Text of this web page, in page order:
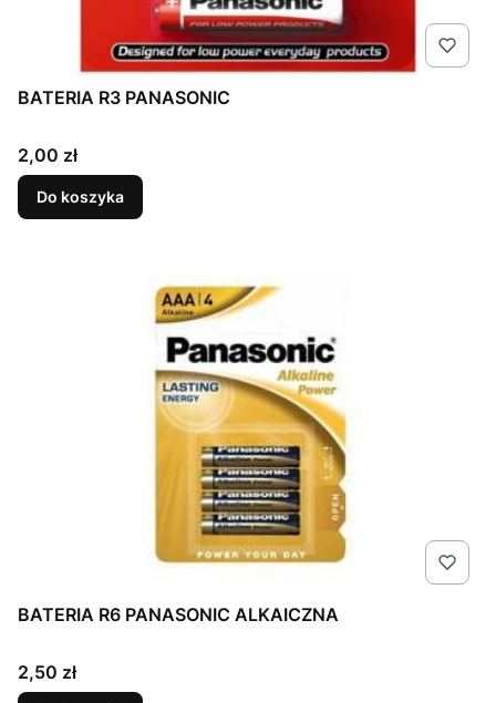
BATERIA R3 PANASONIC
Cena
2,00 zł
Do koszyka
BATERIA R6 PANASONIC ALKAICZNA
Cena
2,50 zł